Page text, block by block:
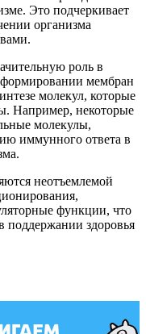
Это подчеркивает
организма
роль в
мембран
молекул, которые
Например, некоторые
молекулы,
иммунного ответа в
неотъемлемой
функции, что
поддержании здоровья